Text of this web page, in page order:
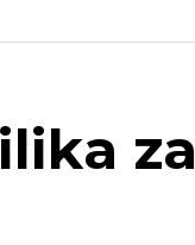
za